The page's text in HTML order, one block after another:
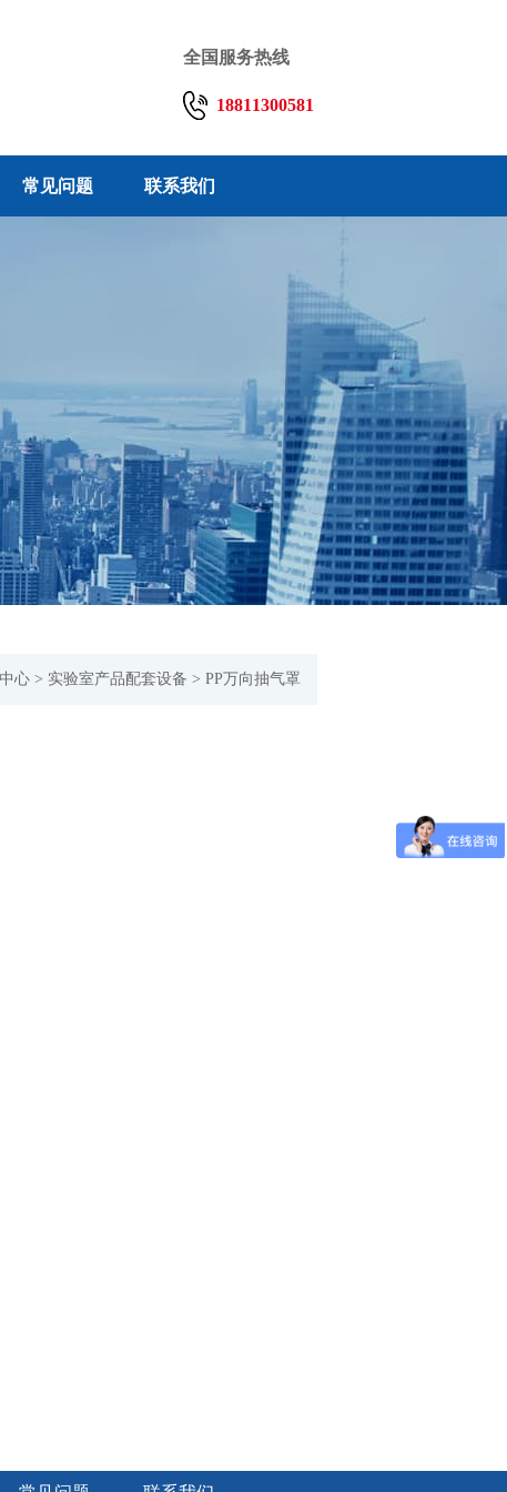
全国服务热线
18811300581
常见问题 联系我们
心 > 实验室产品配套设备 > PP万向抽气罩